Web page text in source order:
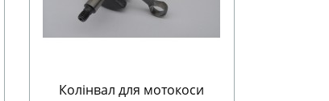
Колінвал для мотокоси